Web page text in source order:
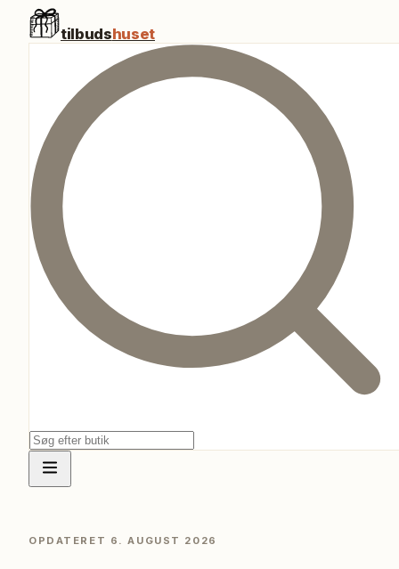
tilbudshuset
OPDATERET 6. AUGUST 2026